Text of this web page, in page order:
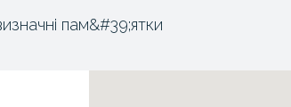
пам&#39;ятки